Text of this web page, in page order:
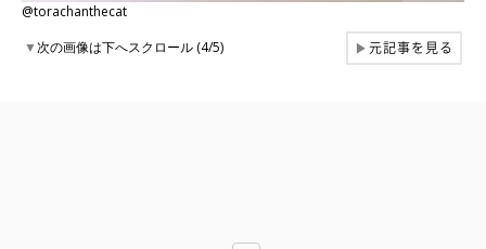
@torachanthecat
▼次の画像は下へスクロール (4/5) ▶元記事を見る